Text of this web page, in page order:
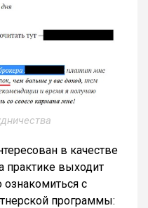
в качестве
практике выходит
ознакомиться с
программы: